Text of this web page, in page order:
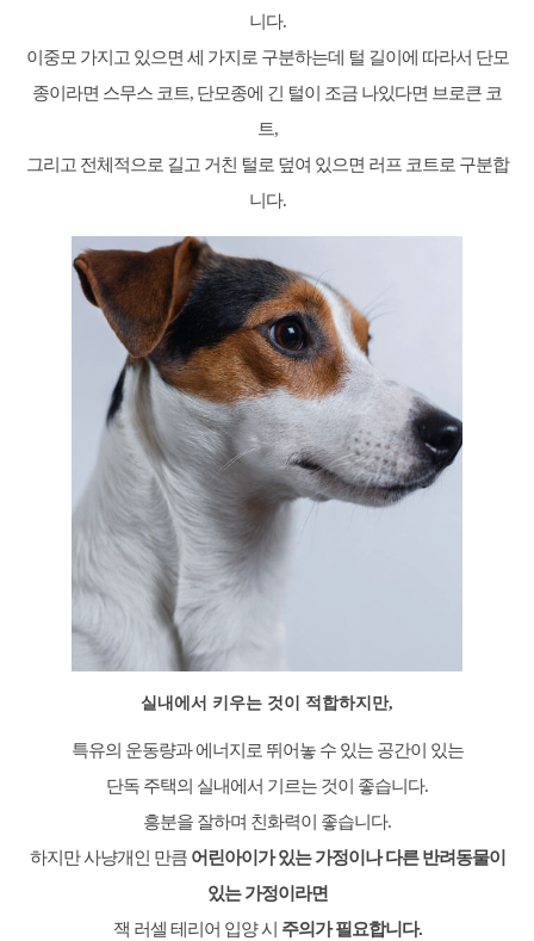
니다.
이중모 가지고 있으면 세 가지로 구분하는데 털 길이에 따라서 단모
종이라면 스무스 코트, 단모종에 긴 털이 조금 나있다면 브로큰 코
트,
그리고 전체적으로 길고 거친 털로 덮여 있으면 러프 코트로 구분합
니다.
실내에서 키우는 것이 적합하지만,
특유의 운동량과 에너지로 뛰어놓 수 있는 공간이 있는
단독 주택의 실내에서 기르는 것이 좋습니다.
흥분을 잘하며 친화력이 좋습니다.
하지만 사냥개인 만큼 어린아이가 있는 가정이나 다른 반려동물이
있는 가정이라면
잭 러셀 테리어 입양 시 주의가 필요합니다.